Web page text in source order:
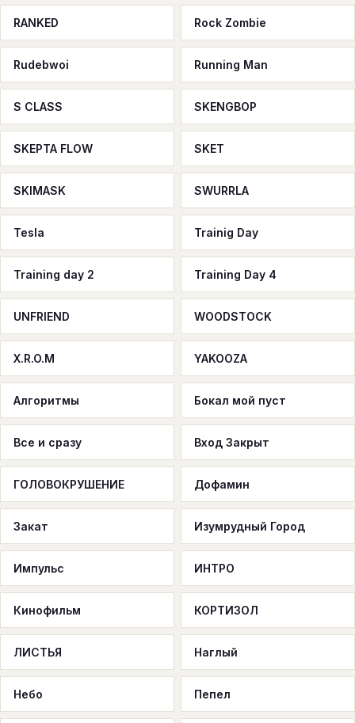
RANKED Rock Zombie
Rudebwoi Running Man
S CLASS SKENGBOP
SKEPTA FLOW SKET
SKIMASK SWURRLA
Tesla Trainig Day
Training day 2 Training Day 4
UNFRIEND WOODSTOCK
X.R.O.M YAKOOZA
Алгоритмы Бокал мой пуст
Все и сразу Вход Закрыт
ГОЛОВОКРУШЕНИЕ Дофамин
Закат Изумрудный Город
Импульс ИНТРО
Кинофильм КОРТИЗОЛ
ЛИСТЬЯ Наглый
Небо Пепел